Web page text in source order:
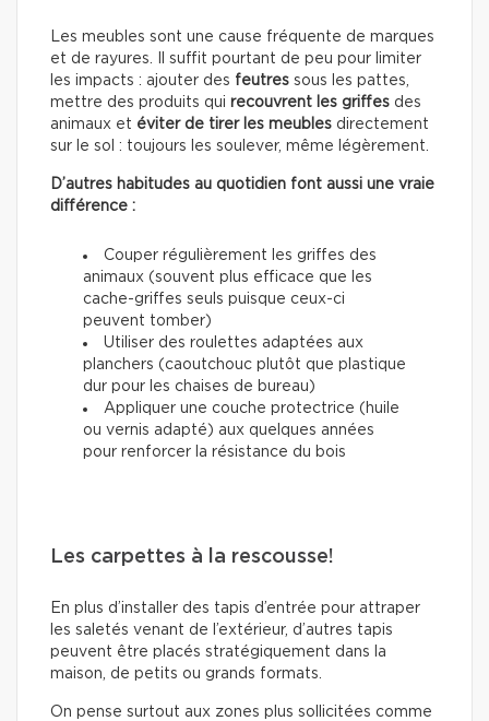
Les meubles sont une cause fréquente de marques
et de rayures. Il suffit pourtant de peu pour limiter
les impacts : ajouter des feutres sous les pattes,
mettre des produits qui recouvrent les griffes des
animaux et éviter de tirer les meubles directement
sur le sol : toujours les soulever, même légèrement.
D’autres habitudes au quotidien font aussi une vraie
différence :
Couper régulièrement les griffes des
animaux (souvent plus efficace que les
cache-griffes seuls puisque ceux-ci
peuvent tomber)
Utiliser des roulettes adaptées aux
planchers (caoutchouc plutôt que plastique
dur pour les chaises de bureau)
Appliquer une couche protectrice (huile
ou vernis adapté) aux quelques années
pour renforcer la résistance du bois
Les carpettes à la rescousse!
En plus d’installer des tapis d’entrée pour attraper
les saletés venant de l’extérieur, d’autres tapis
peuvent être placés stratégiquement dans la
maison, de petits ou grands formats.
On pense surtout aux zones plus sollicitées comme